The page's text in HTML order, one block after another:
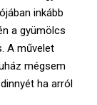
inkább
a gyümölcs
A művelet
mégsem
ha arról